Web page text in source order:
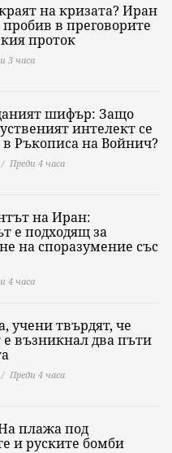
на кризата? Иран
в преговорите
проток
3 часа
шифър: Защо
интелект се
Ръкописа на Войнич?
Преди 4 часа
на Иран:
е подходящ за
на споразумение със
4 часа
учени твърдят, че
възникнал два пъти
Преди 4 часа
плажа под
и руските бомби